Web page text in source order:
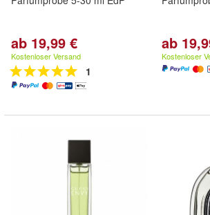
ab 19,99 €
Kostenloser Versand
1
ab
Kostenloser